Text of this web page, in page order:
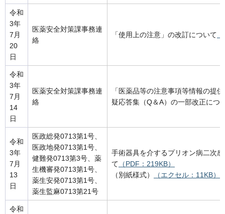
令和
3年
7月
20
日
医薬安全対策課事務連
絡
「使用上の注意」の改訂について
令和
3年
7月
14
日
医薬安全対策課事務連
絡
「医薬品等の注意事項等情報の提
疑応答集（Q＆A）の一部改正につ
令和
3年
7月
13
日
医政総発0713第1号、
医政地発0713第1号、
健難発0713第3号、薬
生機審発0713第1号、
薬生安発0713第1号、
薬生監麻0713第21号
手術器具を介するプリオン病二次
て （PDF：219KB）
（別紙様式）
（エクセル：11KB）
令和